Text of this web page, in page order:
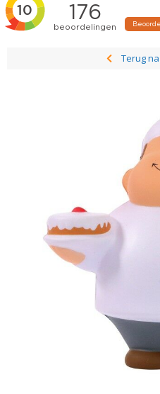
Terug